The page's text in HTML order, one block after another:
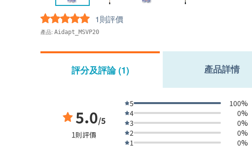
1則評價
產品: Aidapt_MSVP20
評分及評論 (1) 產品詳情
5.0/5
1則評價
5
100%
4
0%
3
0%
2
0%
1
0%